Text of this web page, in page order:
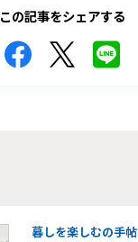
この記事をシェアする
暮しを楽しむの手帖